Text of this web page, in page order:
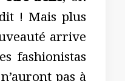
! Mais plus
arrive
fashionistas